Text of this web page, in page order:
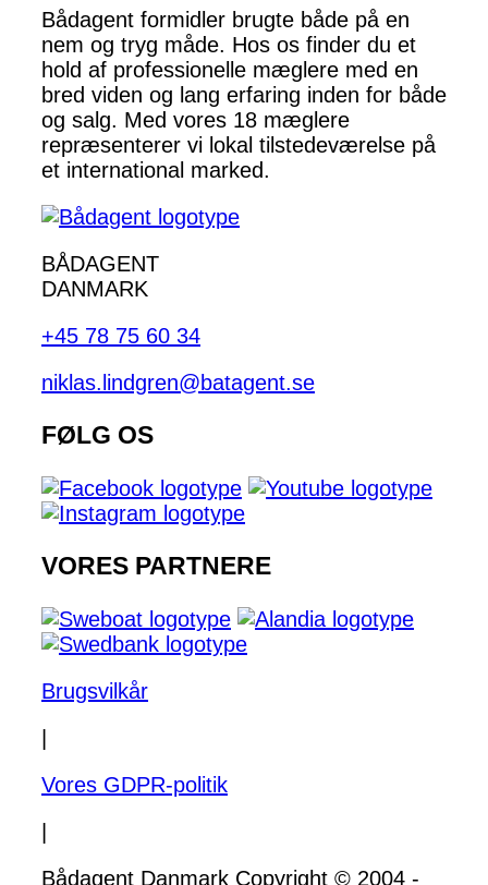
Bådagent formidler brugte både på en
nem og tryg måde. Hos os finder du et
hold af professionelle mæglere med en
bred viden og lang erfaring inden for både
og salg. Med vores 18 mæglere
repræsenterer vi lokal tilstedeværelse på
et international marked.
BÅDAGENT
DANMARK
+45 78 75 60 34
niklas.lindgren@batagent.se
FØLG OS
VORES PARTNERE
Brugsvilkår
|
Vores GDPR-politik
|
Bådagent Danmark Copyright © 2004 -